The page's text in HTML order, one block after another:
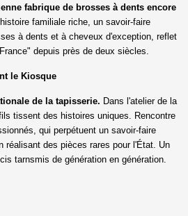
fabrique de brosses à dents encore
familiale riche, un savoir-faire
à dents et à cheveux d'exception, reflet
depuis près de deux siècles.
le Kiosque
de la tapisserie. Dans l'atelier de la
tissent des histoires uniques. Rencontre
qui perpétuent un savoir-faire
réalisant des pièces rares pour l'État. Un
tarnsmis de génération en génération.